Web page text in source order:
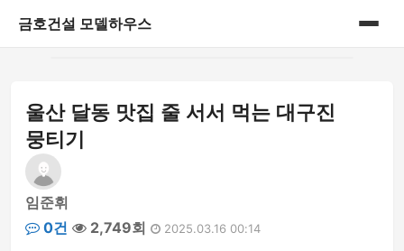
금호건설 모델하우스
게시판
울산 달동 맛집 줄 서서 먹는 대구진
뭉티기
임준휘
0건
2,749회 2025.03.16 00:14